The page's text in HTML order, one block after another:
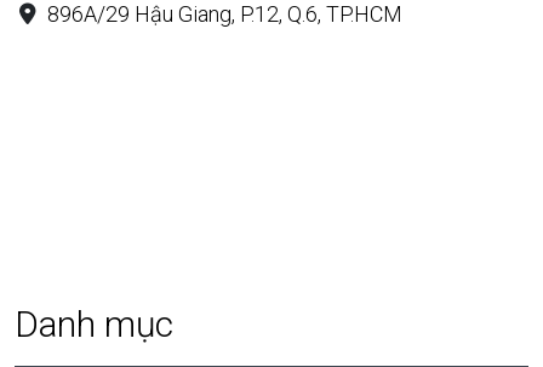
896A/29 Hậu Giang, P.12, Q.6, TP.HCM
Danh mục